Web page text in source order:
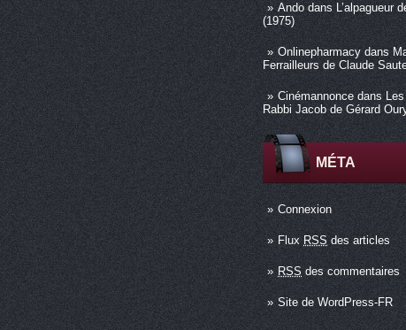
Andodans L’alpagueur
(1975)
Onlinepharmacy dans
Ferrailleurs de Claude
Cinémannonce dans
Rabbi Jacob de Gérard
MÉTA
Connexion
Flux RSS des articles
RSSdes commentaires
Site de WordPress-FR